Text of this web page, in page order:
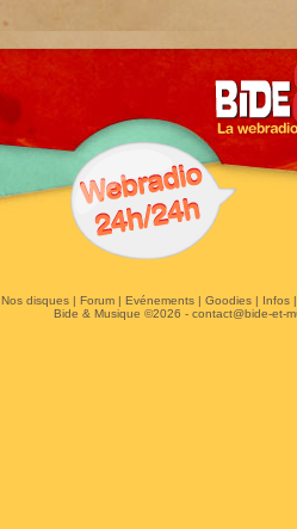
Nos disques| Forum| Evénements| Goodies| Infos
Bide & Musique ©2026 - contact@bide-et-